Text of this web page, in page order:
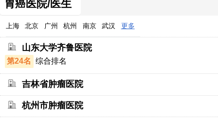
胃癌医院/医生
上海 北京 广州 杭州 南京 武汉 更多
山东大学齐鲁医院
第24名 综合排名
吉林省肿瘤医院
杭州市肿瘤医院